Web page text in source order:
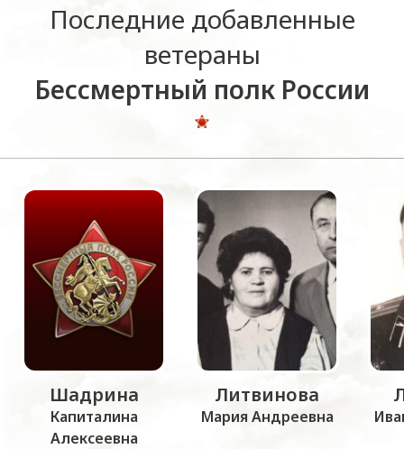
Последние добавленные
ветераны
Бессмертный полк России
Шадрина
Капиталина
Алексеевна
Литвинова
Мария Андреевна